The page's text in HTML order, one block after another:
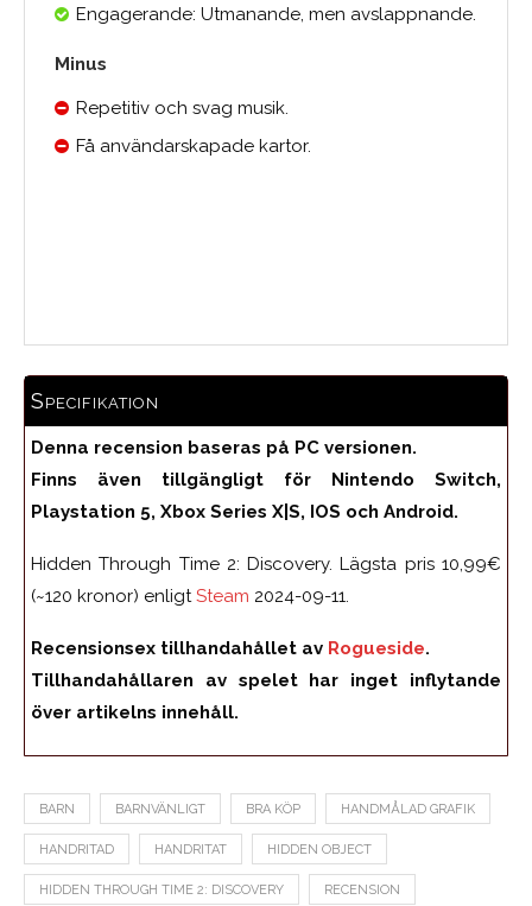
Engagerande: Utmanande, men avslappnande.
Minus
Repetitiv och svag musik.
Få användarskapade kartor.
Specifikation
Denna recension baseras på PC versionen.
Finns även tillgängligt för Nintendo Switch,
Playstation 5, Xbox Series X|S, IOS och Android.
Hidden Through Time 2: Discovery. Lägsta pris 10,99€
(~120 kronor) enligtSteam 2024-09-11.
Recensionsex tillhandahållet av Rogueside.
Tillhandahållaren av spelet har inget inflytande
över artikelns innehåll.
BARN BARNVÄNLIGT BRA KÖP HANDMÅLAD GRAFIK
HANDRITAD HANDRITAT HIDDEN OBJECT
HIDDEN THROUGH TIME 2: DISCOVERY RECENSION